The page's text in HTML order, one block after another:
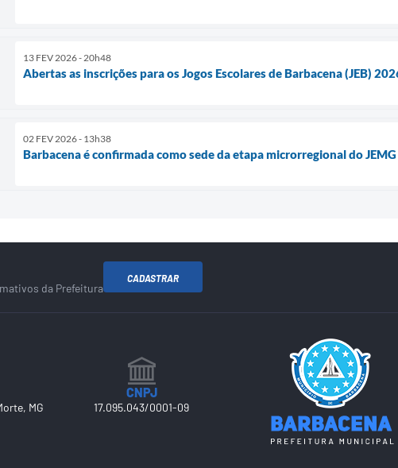
13 FEV 2026 - 20h48
Abertas as inscrições para os Jogos Escolares de Barbacena (JEB)
02 FEV 2026 - 13h38
Barbacena é confirmada como sede da etapa microrregional do
da Prefeitura
CADASTRAR
MG
CNPJ
17.095.043/0001-09